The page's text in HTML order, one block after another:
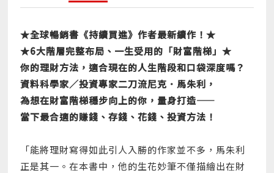
★全球暢銷書《持續買進》作者最新續作！★
★6大階層完整布局、一生受用的「財富階梯」★
你的理財方法，適合現在的人生階段和口袋深度嗎？
資料科學家／投資專家二刀流尼克．馬朱利，
為想在財富階梯穩步向上的你，量身打造——
當下最合適的賺錢、存錢、花錢、投資方法！
「能將理財寫得如此引人入勝的作家並不多，馬朱利
正是其一。在本書中，他的生花妙筆不僅描繪出在財